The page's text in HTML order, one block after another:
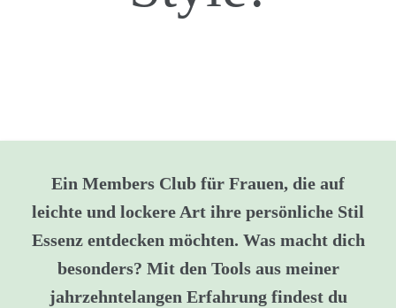
Ein Members Club für Frauen, die auf
leichte und lockere Art ihre persönliche Stil
Essenz entdecken möchten. Was macht dich
besonders? Mit den Tools aus meiner
jahrzehntelangen Erfahrung findest du